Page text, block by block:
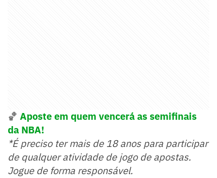
🏀 Aposte em quem vencerá as semifinais
da NBA!
*É preciso ter mais de 18 anos para participar
de qualquer atividade de jogo de apostas.
Jogue de forma responsável.